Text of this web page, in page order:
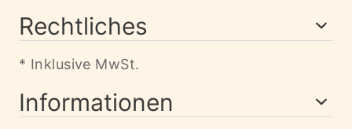
Rechtliches
* Inklusive MwSt.
Informationen